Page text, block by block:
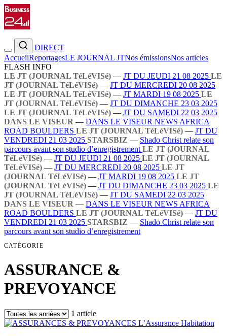
DIRECT
AccueilReportagesLE JOURNAL JTNos émissionsNos articles
FLASH INFO
LE JT (JOURNAL TéLéVISé) — JT DU JEUDI 21 08 2025 LE
JT (JOURNAL TéLéVISé) — JT DU MERCREDI 20 08 2025
LE JT (JOURNAL TéLéVISé) — JT MARDI 19 08 2025 LE
JT (JOURNAL TéLéVISé) — JT DU DIMANCHE 23 03 2025
LE JT (JOURNAL TéLéVISé) — JT DU SAMEDI 22 03 2025
DANS LE VISEUR — DANS LE VISEUR NEWS AFRICA
ROAD BOULDERS LE JT (JOURNAL TéLéVISé) — JT DU
VENDREDI 21 03 2025 STARSBIZ — Shado Christ relate son
parcours avant son studio d’enregistrement LE JT (JOURNAL
TéLéVISé) — JT DU JEUDI 21 08 2025 LE JT (JOURNAL
TéLéVISé) — JT DU MERCREDI 20 08 2025 LE JT
(JOURNAL TéLéVISé) — JT MARDI 19 08 2025 LE JT
(JOURNAL TéLéVISé) — JT DU DIMANCHE 23 03 2025 LE
JT (JOURNAL TéLéVISé) — JT DU SAMEDI 22 03 2025
DANS LE VISEUR — DANS LE VISEUR NEWS AFRICA
ROAD BOULDERS LE JT (JOURNAL TéLéVISé) — JT DU
VENDREDI 21 03 2025 STARSBIZ — Shado Christ relate son
parcours avant son studio d’enregistrement
CATÉGORIE
ASSURANCE &
PREVOYANCE
1 article